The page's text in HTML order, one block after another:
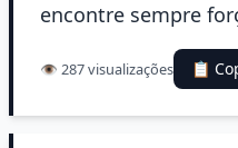
encontre sempre
👁️ 287 visualizações 📋